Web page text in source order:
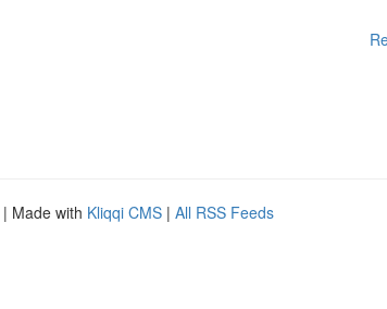
| Made with Kliqqi CMS | All RSS Feeds